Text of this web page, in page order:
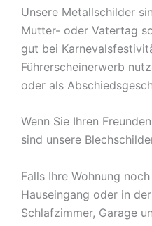
Unsere Metallschilder
Mutter- oder Vatertag
gut bei
Führerscheinerwerb
oder als
Wenn Sie Ihren
sind unsere
Falls Ihre Wohnung
Hauseingang oder in
Schlafzimmer, Garage